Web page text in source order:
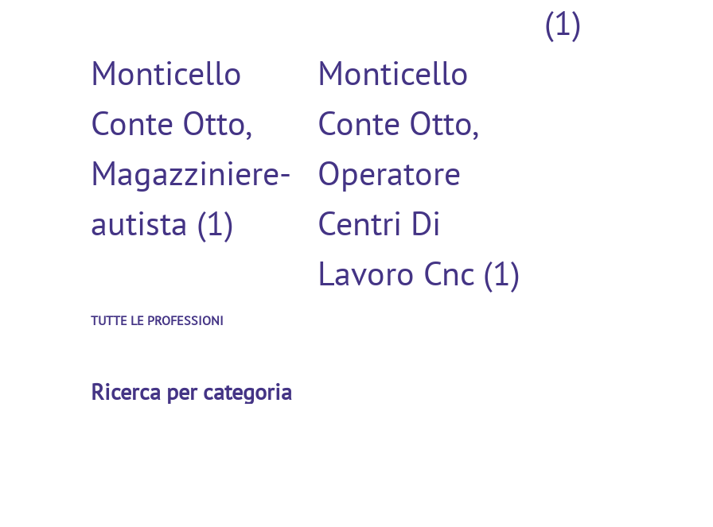
(1)
Monticello
Conte Otto,
Magazziniere-
autista (1)
Monticello
Conte Otto,
Operatore
Centri Di
Lavoro Cnc (1)
TUTTE LE PROFESSIONI
Ricerca per categoria